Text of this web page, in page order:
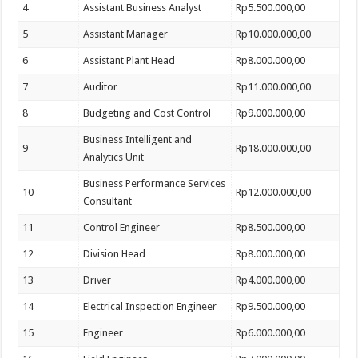
4 Assistant Business Analyst Rp5.500.000,00
5 Assistant Manager Rp10.000.000,00
6 Assistant Plant Head Rp8.000.000,00
7 Auditor Rp11.000.000,00
8 Budgeting and Cost Control Rp9.000.000,00
9
Business Intelligent and
Analytics Unit
Rp18.000.000,00
10
Business Performance Services
Consultant
Rp12.000.000,00
11 Control Engineer Rp8.500.000,00
12 Division Head Rp8.000.000,00
13 Driver Rp4.000.000,00
14 Electrical Inspection Engineer Rp9.500.000,00
15 Engineer Rp6.000.000,00